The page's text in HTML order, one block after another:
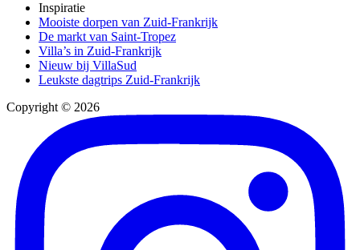
Inspiratie
Mooiste dorpen van Zuid-Frankrijk
De markt van Saint-Tropez
Villa’s in Zuid-Frankrijk
Nieuw bij VillaSud
Leukste dagtrips Zuid-Frankrijk
Copyright © 2026